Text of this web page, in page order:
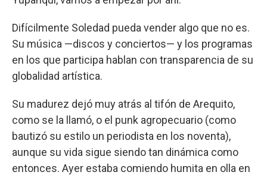
Difícilmente Soledad pueda vender algo que no es.
Su música —discos y conciertos— y los programas
en los que participa hablan con transparencia de su
globalidad artística.
Su madurez dejó muy atrás al tifón de Arequito,
como se la llamó, o el punk agropecuario (como
bautizó su estilo un periodista en los noventa),
aunque su vida sigue siendo tan dinámica como
entonces. Ayer estaba comiendo humita en olla en